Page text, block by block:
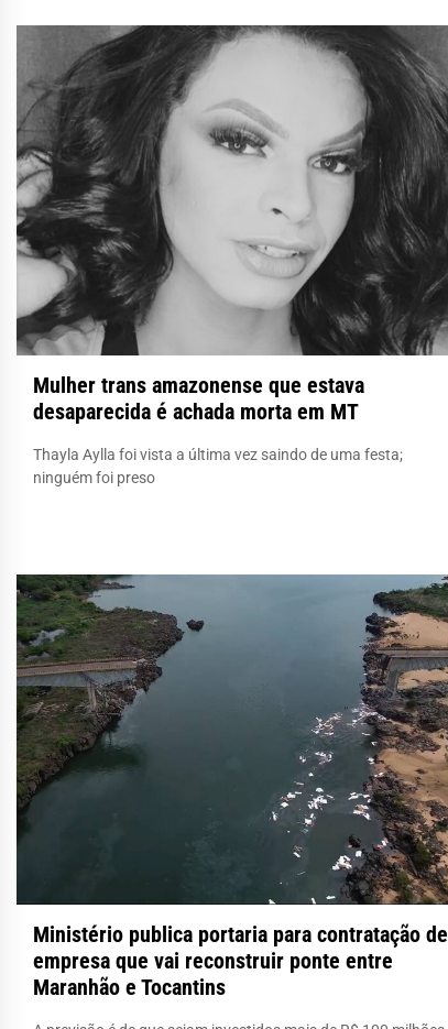
Mulher trans amazonense que estava
desaparecida é achada morta em MT
Thayla Aylla foi vista a última vez saindo de uma festa;
ninguém foi preso
Ministério publica portaria para contratação de
empresa que vai reconstruir ponte entre
Maranhão e Tocantins